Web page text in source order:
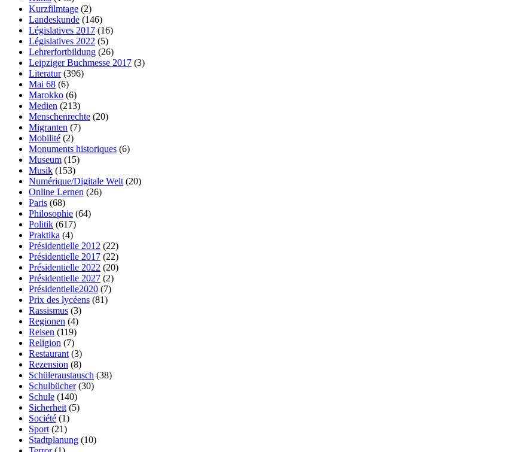
Kurzfilmtage (2)
Landeskunde (146)
Législatives 2017 (16)
Législatives 2022 (5)
Lehrerfortbildung (26)
Leipziger Buchmesse 2017 (3)
Literatur(396)
Mai 68 (6)
Marokko (6)
Medien (213)
Menschenrechte (20)
Migranten (7)
Mobilité (2)
Monuments historiques (6)
Museum (15)
Musik (153)
Numérique/Digitale Welt (20)
Online Lernen (26)
Paris (68)
Philosophie (64)
Politik (617)
Praktika (4)
Présidentielle 2012 (22)
Présidentielle 2017 (22)
Présidentielle 2022 (20)
Présidentielle 2027 (2)
Présidentielle2020 (7)
Prix des lycéens (81)
Rassismus (3)
Regionen (4)
Reisen (119)
Religion (7)
Restaurant (3)
Rezension (8)
Schüleraustausch (38)
Schulbücher(30)
Schule (140)
Sicherheit (5)
Société (1)
Sport (21)
Stadtplanung (10)